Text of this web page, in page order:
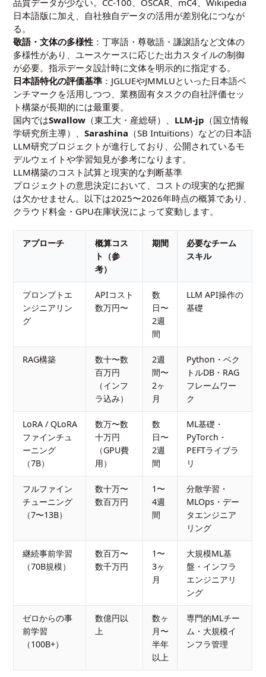
日本語版に加え、自社独自データの活用が差別化につなが
る。
敬語・文体の多様性 ：丁寧語・尊敬語・謙譲語など文体の
多様性があり、ユースケースに応じた出力スタイルの制御
が必要。指示データ設計時に文体を明示的に指定する。
日本語特化の評価基準 ：JGLUEやJMMLUといった日本語ベ
ンチマークを活用しつつ、業務固有タスクの自社評価セッ
ト構築が長期的には最重要。
国内ではSwallow （東工大・産総研）、 LLM-jp （国立情報
学研究所主導）、Sarashina （SB Intuitions）などの日本語
LLM研究プロジェクトが進行しており、公開されているモ
デルウェイトや学習知見が参考になります。
LLM構築のコスト試算と現実的な判断基準
プロジェクトの意思決定において、コストの現実的な把握
は欠かせません。以下は2025〜2026年時点の概算であり、
クラウド料金・GPU在庫状況によって変動します。
アプローチ
概算コス
ト（参
考）
期間
必要なチーム
スキル
プロンプトエ
ンジニアリン
グ
APIコスト
数万円〜
数
日〜
2週
間
LLM API操作の
基礎
RAG構築
数十〜数
百万円
（インフ
ラ込み）
2週
間〜
2ヶ
月
Python・ベク
トルDB・RAG
フレームワー
ク
LoRA / QLoRA
ファインチュ
ーニング
（7B）
数万〜数
十万円
（GPU費
用）
数
日〜
2週
間
ML基礎・
PyTorch・
PEFTライブラ
リ
フルファイン
チューニング
（7〜13B）
数十万〜
数百万円
1〜
4週
間
分散学習・
MLOps・デー
タエンジニア
リング
継続事前学習
（70B規模）
数百万〜
数千万円
1〜
3ヶ
月
大規模ML基
盤・インフラ
エンジニアリ
ング
ゼロからの事
前学習
（100B+）
数億円以
上
数ヶ
月〜
半年
以上
専門的MLチー
ム・大規模イ
ンフラ管理